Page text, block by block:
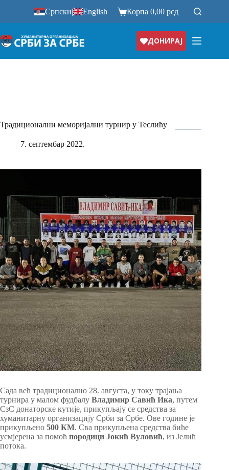
Српски| English Корпа0,00рсд
ДОНИРАЈ
Традиционални меморијални турнир у Теслићу
7. септембар 2022.
Сада већ традиционално 28. августа, у току трајања
турнира у малом фудбалу Владимир Савић Ика, путем
СзС донаторске кутије, прикупљају се средства за
хуманитарну организацију Срби за Србе. Ове године је
прикупљено 500 КМ. Сва прикупљена средства биће
усмјерена за помоћ породици Јокић Вуловић, из Јелић
потока.